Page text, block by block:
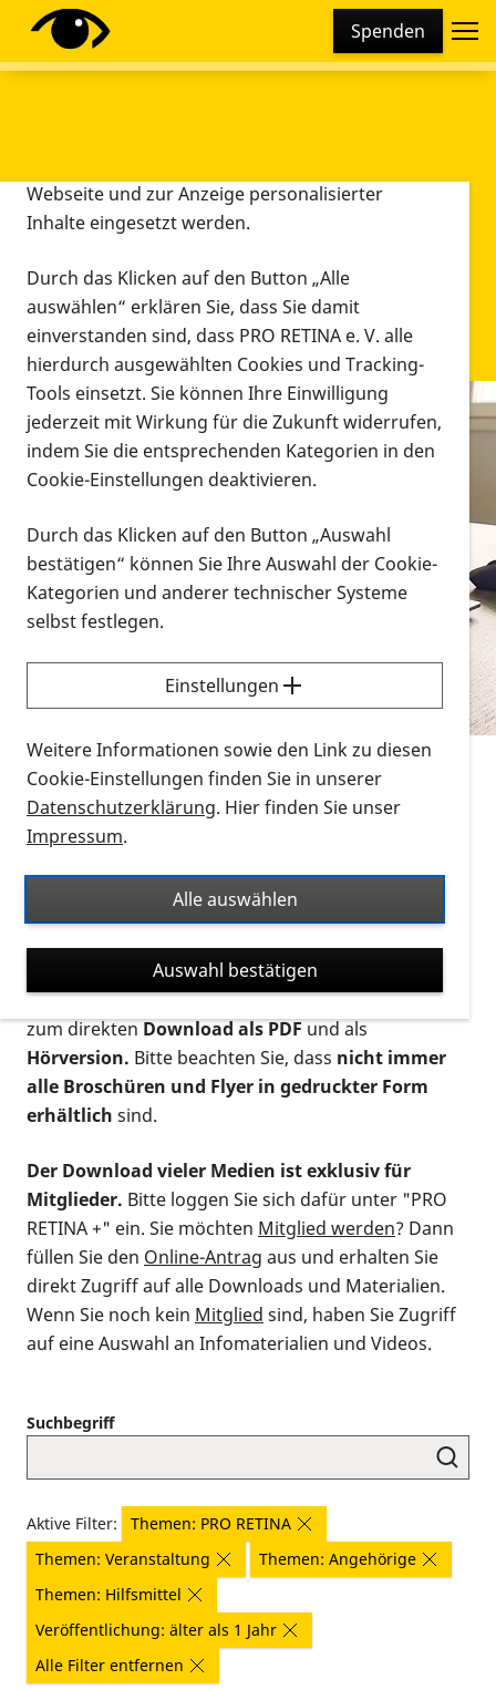
Spenden
Infomaterial
Infomaterial
Vorlesen
Alle Infomaterialien in verschiedenen
Formaten an einem Ort
Sie möchten wissen, wie Sie nach Infonmaterial
suchen und dieses bestellen bzw. herunterladen
können? Schauen Sie sich dieErklärvideos zum
Thema Infomaterial auf der PRO RETINA-Website
für blinde und sehbehinderte Menschen an.
Auf dieser Seite finden Sie sämtliches Infomaterial
Ort. Nutzen Sie den Formatfilter, um ausschließlich
nach Flyern und Broschüren, Audios oder Videos zu
suchen. Die meisten Flyer und Broschüren werden in
verschiedenen Formaten angeboten: zur
postalischen Bestellung als gedruckte Variante
zum direktenDownload als PDFund als
Hörversion. Bitte beachten Sie, dass nicht immer
alle Broschüren und Flyer in gedruckter Form
erhältlich sind.
Der Download vieler Medien ist exklusiv für
Mitglieder. Bitte loggen Sie sich dafür unter "PRO
RETINA +" ein. Sie möchten Mitglied werden? Dann
füllen Sie den Online-Antrag aus und erhalten Sie
direkt Zugriff auf alle Downloads und Materialien.
Wenn Sie noch kein Mitglied sind, haben Sie Zugriff
auf eine Auswahl an Infomaterialien und Videos.
Suchbegriff
Aktive Filter:
Themen: PRO RETINA
Themen: Veranstaltung
Themen: Angehörige
Themen: Hilfsmittel
Veröffentlichung: älter als 1 Jahr
Alle Filter entfernen
Diese Webseite setzt verschiedene Cookies und
Tracking-Tools ein. Dies beinhaltet Cookies und
Webseite und zur Anzeige personalisierter
Inhalte eingesetzt werden.
Durch das Klicken auf den Button „Alle
auswählen“ erklären Sie, dass Sie damit
einverstanden sind, dass PRO RETINA e. V. alle
hierdurch ausgewählten Cookies und Tracking-
Tools einsetzt. Sie können Ihre Einwilligung
jederzeit mit Wirkung für die Zukunft widerrufen,
indem Sie die entsprechenden Kategorien in den
Cookie-Einstellungen deaktivieren.
Durch das Klicken auf den Button „Auswahl
bestätigen“ können Sie Ihre Auswahl der Cookie-
Kategorien und anderer technischer Systeme
selbst festlegen.
Einstellungen
Weitere Informationen sowie den Link zu diesen
Cookie-Einstellungen finden Sie in unserer
Datenschutzerklärung. Hier finden Sie unser
Impressum.
Alle auswählen
Auswahl bestätigen